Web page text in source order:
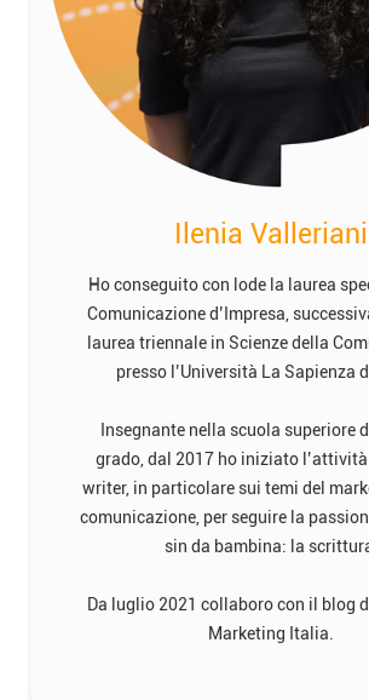
Ilenia Valleriani
Ho conseguito con lode la laurea
Comunicazione d’Impresa,
laurea triennale in Scienze della
presso l’Università La Sapienza
Insegnante nella scuola superiore
grado, dal 2017 ho iniziato
writer, in particolare sui temi del
comunicazione, per seguire la
sin da bambina: la
Da luglio 2021 collaboro con il blog
Marketing Italia.